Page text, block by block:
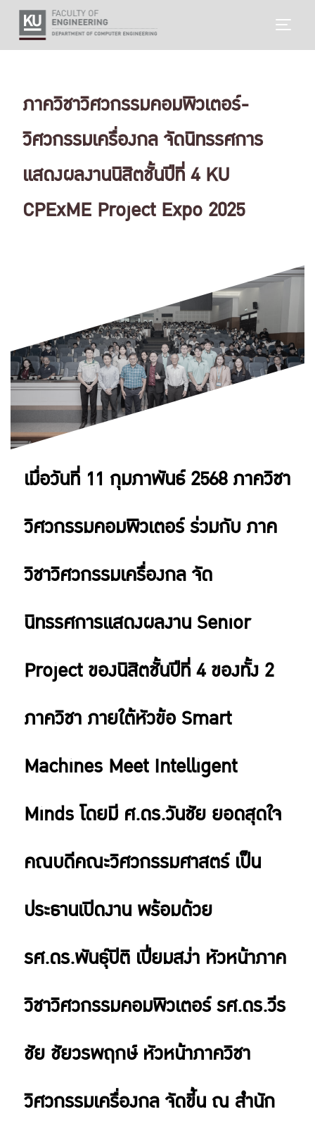
ภาควิชาวิศวกรรมคอมพิวเตอร์-
วิศวกรรมเครื่องกล จัดนิทรรศการ
แสดงผลงานนิสิตชั้นปีที่ 4 KU
CPExME Project Expo 2025
เมื่อวันที่ 11 กุมภาพันธ์ 2568 ภาควิชา
วิศวกรรมคอมพิวเตอร์ ร่วมกับ ภาค
วิชาวิศวกรรมเครื่องกล จัด
นิทรรศการแสดงผลงาน Senior
Project ของนิสิตชั้นปีที่ 4 ของทั้ง 2
ภาควิชา ภายใต้หัวข้อ Smart
Machines Meet Intelligent
Minds โดยมี ศ.ดร.วันชัย ยอดสุดใจ
คณบดีคณะวิศวกรรมศาสตร์ เป็น
ประธานเปิดงาน พร้อมด้วย
รศ.ดร.พันธุ์ปิติ เปี่ยมสง่า หัวหน้าภาค
วิชาวิศวกรรมคอมพิวเตอร์ รศ.ดร.วีร
ชัย ชัยวรพฤกษ์ หัวหน้าภาควิชา
วิศวกรรมเครื่องกล จัดขี้น ณ สำนัก